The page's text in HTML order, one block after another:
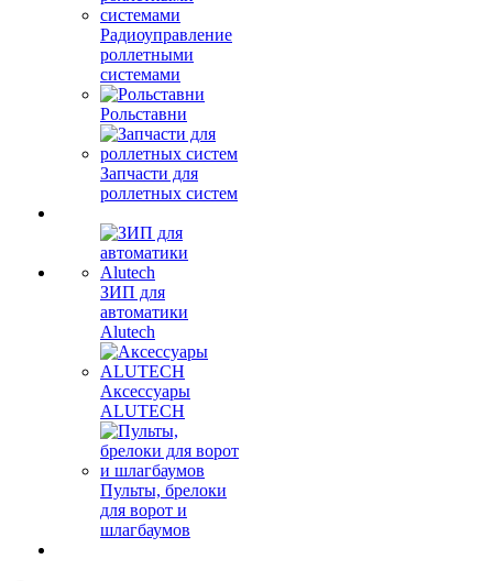
Радиоуправление
роллетными
системами
Рольставни
Запчасти для
роллетных систем
ЗИП для
автоматики
Alutech
Аксессуары
ALUTECH
Пульты, брелоки
для ворот и
шлагбаумов